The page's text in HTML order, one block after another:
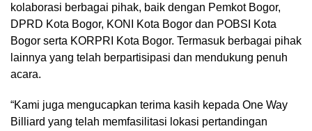
kolaborasi berbagai pihak, baik dengan Pemkot Bogor,
DPRD Kota Bogor, KONI Kota Bogor dan POBSI Kota
Bogor serta KORPRI Kota Bogor. Termasuk berbagai pihak
lainnya yang telah berpartisipasi dan mendukung penuh
acara.
“Kami juga mengucapkan terima kasih kepada One Way
Billiard yang telah memfasilitasi lokasi pertandingan